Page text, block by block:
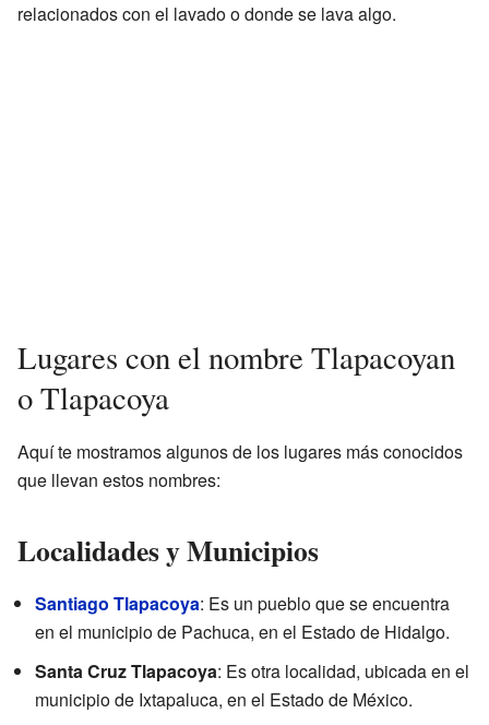
relacionados con el lavado o donde se lava algo.
Lugares con el nombre Tlapacoyan
o Tlapacoya
Aquí te mostramos algunos de los lugares más conocidos
que llevan estos nombres:
Localidades y Municipios
Santiago Tlapacoya: Es un pueblo que se encuentra
en el municipio de Pachuca, en el Estado de Hidalgo.
Santa Cruz Tlapacoya: Es otra localidad, ubicada en el
municipio de Ixtapaluca, en el Estado de México.